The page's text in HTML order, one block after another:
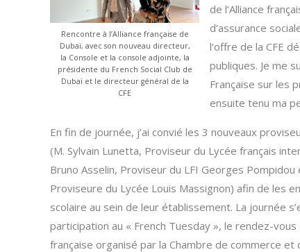
Rencontre à l’Alliance française de
Dubaï, avec son nouveau directeur,
la Console et la console adjointe, la
présidente du French Social Club de
Dubaï et le directeur général de la
CFE
de l’Alliance
d’assurance
l’offre de la CFE
publiques. Je me
Française sur les
ensuite tenu ma
En fin de journée, j’ai convié les 3 nouveaux
(M. Sylvain Lunetta, Proviseur du Lycée français
Bruno Asselin, Proviseur du LFI Georges Pompidou
Proviseure du Lycée Louis Massignon) afin de les
scolaire au sein de leur établissement. La journée
participation au « French Tuesday », le rendez-vous
française organisé par la Chambre de commerce et